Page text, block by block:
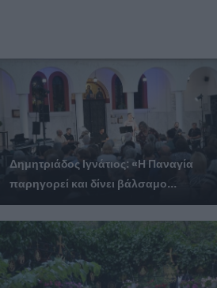
Δημητριάδος Ιγνάτιος: «Η Παναγία
παρηγορεί και δίνει βάλσαμο...